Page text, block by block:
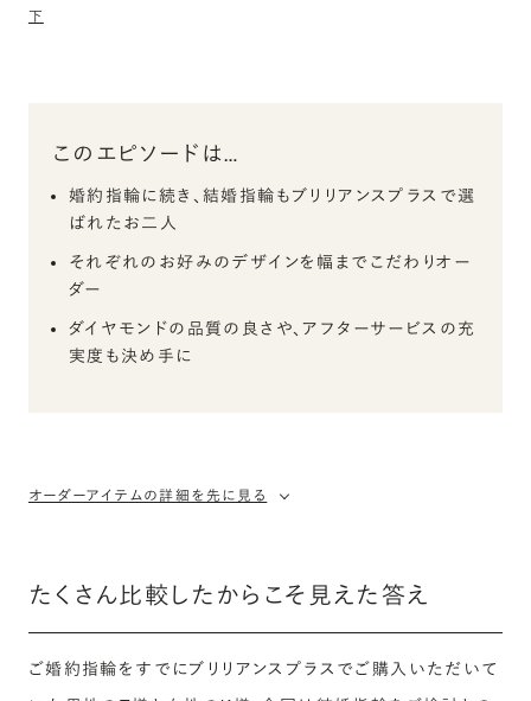
下
このエピソードは…
婚約指輪に続き、結婚指輪もブリリアンスプラスで選
ばれたお二人
それぞれのお好みのデザインを幅までこだわりオー
ダー
ダイヤモンドの品質の良さや、アフターサービスの充
実度も決め手に
オーダーアイテムの詳細を先に見る
たくさん比較したからこそ見えた答え
ご婚約指輪をすでにブリリアンスプラスでご購入いただいて